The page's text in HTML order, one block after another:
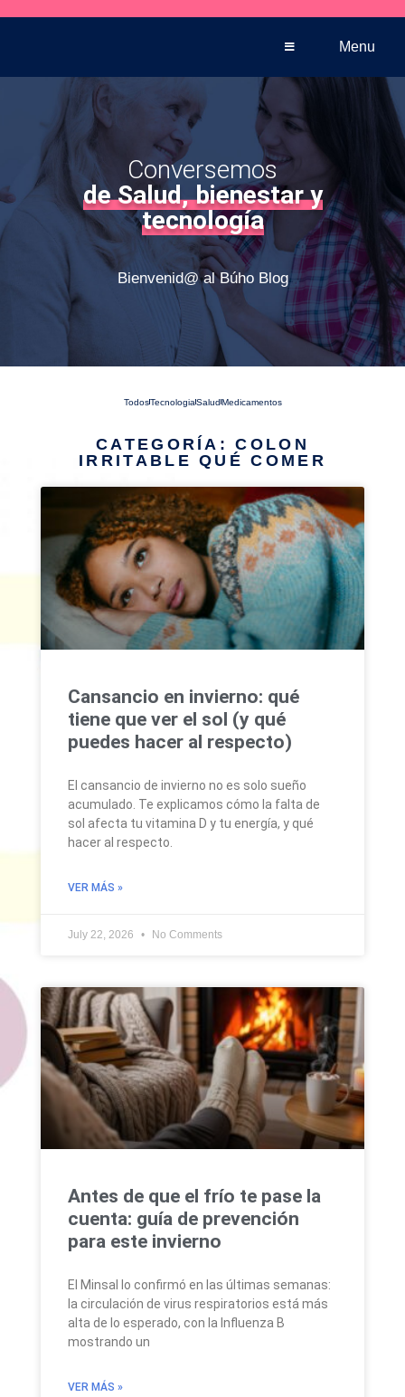
Venta telefónica +569 5005
Menu
Conversemos
de Salud, bienestar y
tecnología
Bienvenid@ al Búho Blog
TodosTecnologiaSaludMedicamentos
CATEGORÍA: COLON
IRRITABLE QUÉ COMER
Cansancio en invierno: qué
tiene que ver el sol (y qué
puedes hacer al respecto)
El cansancio de invierno no es solo sueño
acumulado. Te explicamos cómo la falta de
sol afecta tu vitamina D y tu energía, y qué
hacer al respecto.
VER MÁS »
July 22, 2026 No Comments
Antes de que el frío te pase la
cuenta: guía de prevención
para este invierno
El Minsal lo confirmó en las últimas semanas:
la circulación de virus respiratorios está más
alta de lo esperado, con la Influenza B
mostrando un
VER MÁS »